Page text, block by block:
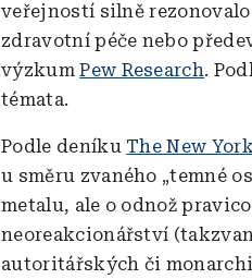
veřejností silně
zdravotní péče nebo
výzkumPew Research.
témata.
Podle deníku The New
u směru zvaného „temné
metalu, ale o odnož
neoreakcionářství
autoritářských či